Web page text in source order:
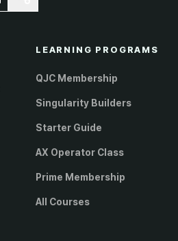
LEARNING PROGRAMS
QJC Membership
Singularity Builders
Starter Guide
AX Operator Class
Prime Membership
All Courses